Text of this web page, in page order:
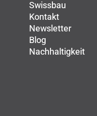
Swissbau
Kontakt
Newsletter
Blog
Nachhaltigkeit